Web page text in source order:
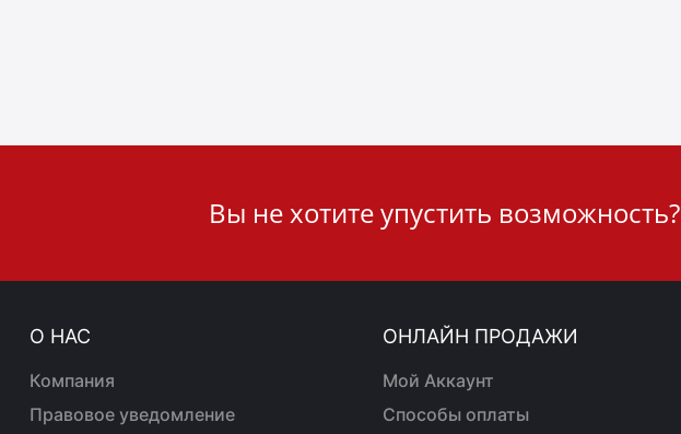
Вы не хотите упустить возможность?
О НАС
Компания
Правовое уведомление
ОНЛАЙН ПРОДАЖИ
Mой Aккаунт
Способы оплаты